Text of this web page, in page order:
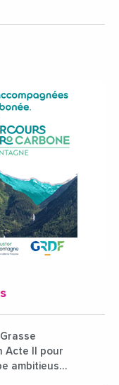
Acte II pour
ambitieuse